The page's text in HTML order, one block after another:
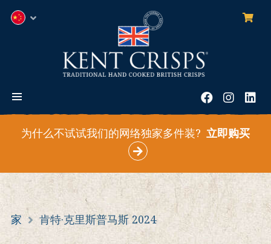
中
Facebook
项
目
菜
单
为什么不试试我们的网络独家多件装? 立即购买
家 肯特·克里斯普马斯 2024